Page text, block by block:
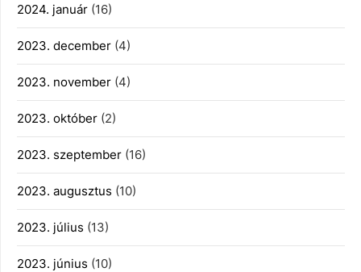
2024. január (16)
2023. december (4)
2023. november (4)
2023. október (2)
2023. szeptember (16)
2023. augusztus (10)
2023. július (13)
2023. június (10)